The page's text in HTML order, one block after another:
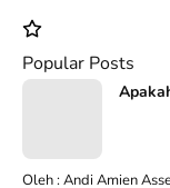
Popular Posts
Oleh : Andi Amien